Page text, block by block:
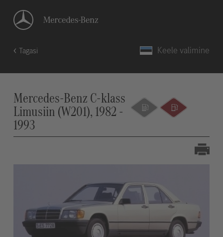
Tagasi Keele valimine
Mercedes-Benz C-klass
Limusiin (W201), 1982 -
1993